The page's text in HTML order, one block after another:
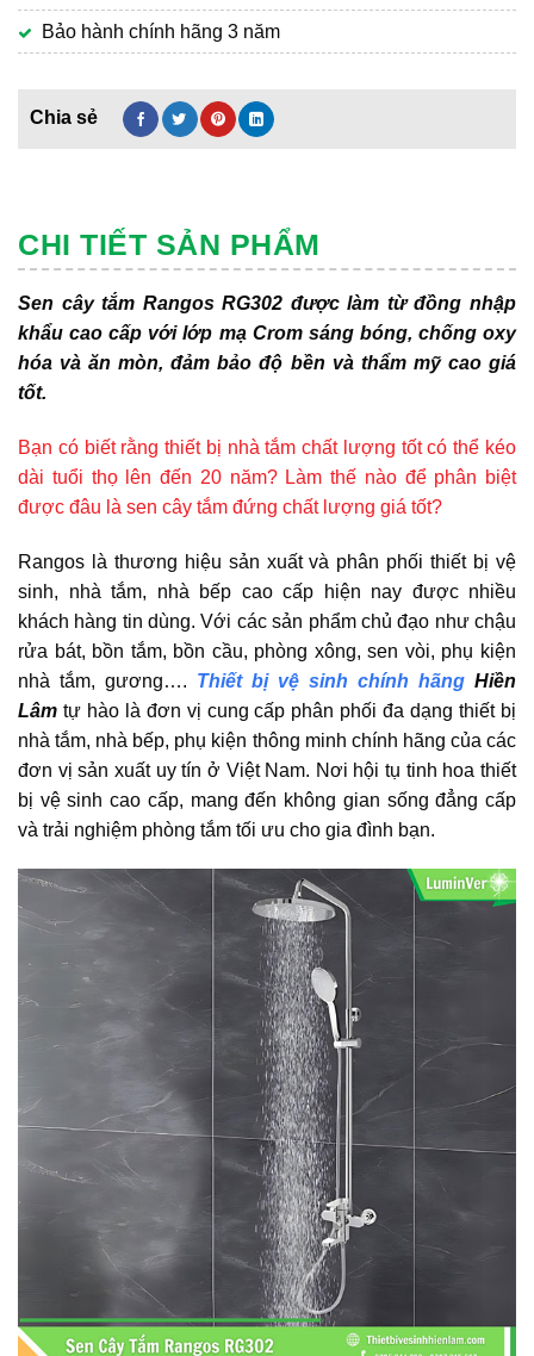
Bảo hành chính hãng 3 năm
CHI TIẾT SẢN PHẨM
Sen cây tắm Rangos RG302 được làm từ đồng nhập
khẩu cao cấp với lớp mạ Crom sáng bóng, chống oxy
hóa và ăn mòn, đảm bảo độ bền và thẩm mỹ cao giá
tốt.
Bạn có biết rằng thiết bị nhà tắm chất lượng tốt có thể kéo
dài tuổi thọ lên đến 20 năm? Làm thế nào để phân biệt
được đâu là sen cây tắm đứng chất lượng giá tốt?
Rangos là thương hiệu sản xuất và phân phối thiết bị vệ
sinh, nhà tắm, nhà bếp cao cấp hiện nay được nhiều
khách hàng tin dùng. Với các sản phẩm chủ đạo như chậu
rửa bát, bồn tắm, bồn cầu, phòng xông, sen vòi, phụ kiện
nhà tắm, gương…. Thiết bị vệ sinh chính hãng Hiền
Lâm tự hào là đơn vị cung cấp phân phối đa dạng thiết bị
nhà tắm, nhà bếp, phụ kiện thông minh chính hãng của các
đơn vị sản xuất uy tín ở Việt Nam. Nơi hội tụ tinh hoa thiết
bị vệ sinh cao cấp, mang đến không gian sống đẳng cấp
và trải nghiệm phòng tắm tối ưu cho gia đình bạn.